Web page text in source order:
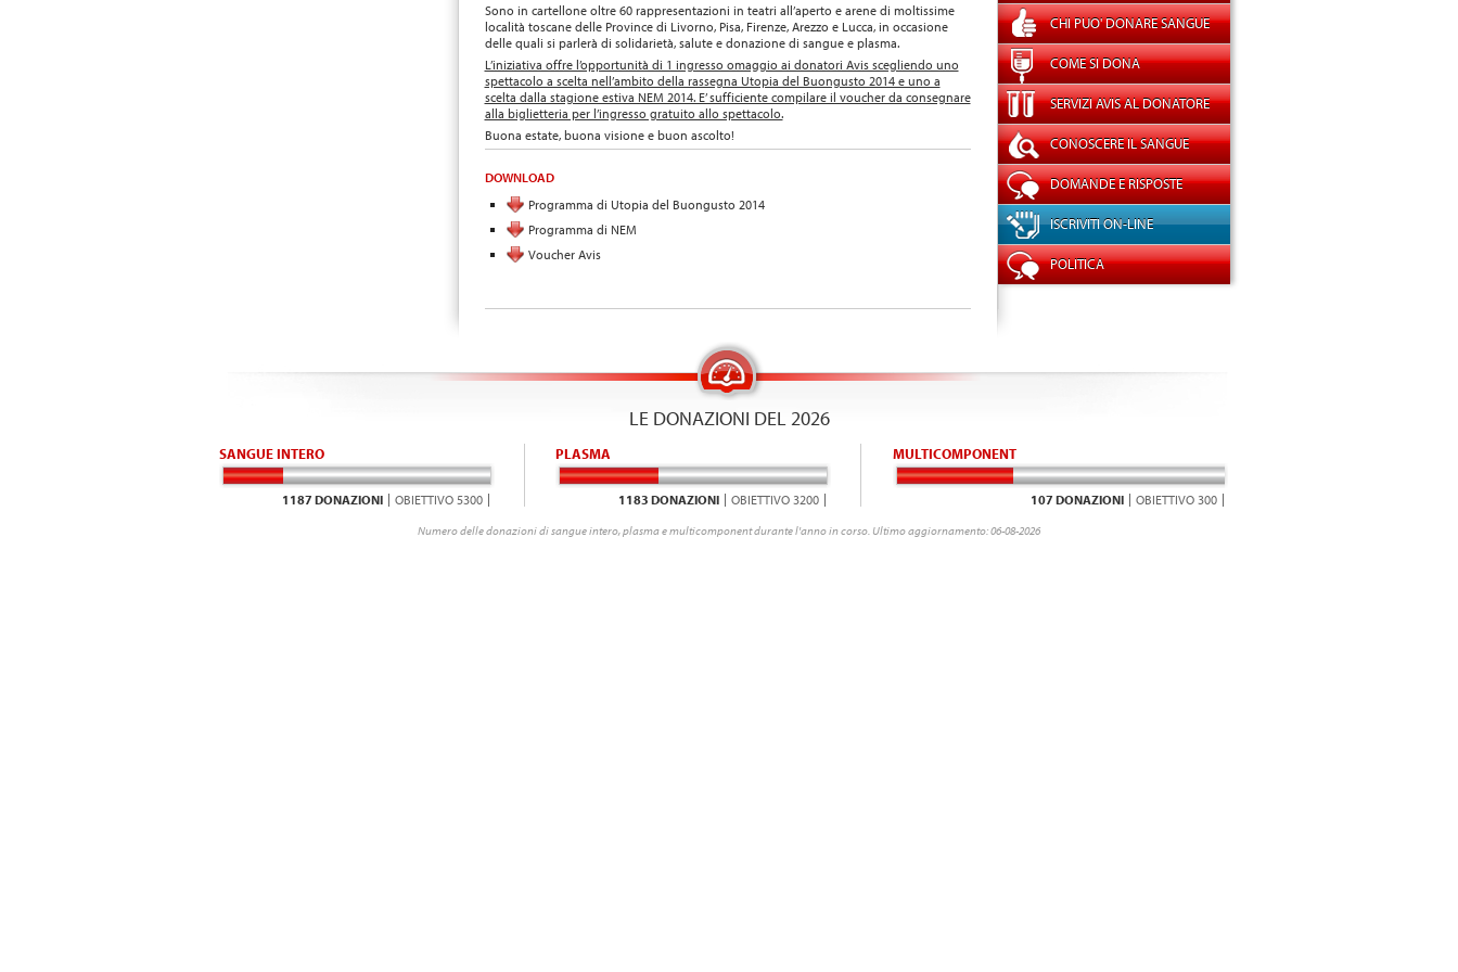
Sono in cartellone oltre 60 rappresentazioni in teatri all’aperto e arene di moltissime
località toscane delle Province di Livorno, Pisa, Firenze, Arezzo e Lucca, in occasione
delle quali si parlerà di solidarietà, salute e donazione di sangue e plasma.
L’iniziativa offre l’opportunità di 1 ingresso omaggio ai donatori Avis scegliendo uno
spettacolo a scelta nell’ambito della rassegna Utopia del Buongusto 2014 e uno a
scelta dalla stagione estiva NEM 2014. E’ sufficiente compilare il voucher da consegnare
alla biglietteria per l’ingresso gratuito allo spettacolo.
Buona estate, buona visione e buon ascolto!
DOWNLOAD
Programma di Utopia del Buongusto 2014
Programma di NEM
Voucher Avis
CHI PUO' DONARE SANGUE
COME SI DONA
SERVIZI AVIS AL DONATORE
CONOSCERE IL SANGUE
DOMANDE E RISPOSTE
ISCRIVITI ON-LINE
POLITICA
LE DONAZIONI DEL 2026
SANGUE INTERO
1187 DONAZIONI OBIETTIVO 5300
PLASMA
1183 DONAZIONI OBIETTIVO 3200
MULTICOMPONENT
107 DONAZIONI OBIETTIVO 300
Numero delle donazioni di sangue intero, plasma e multicomponent durante l'anno in corso. Ultimo aggiornamento: 06-08-2026